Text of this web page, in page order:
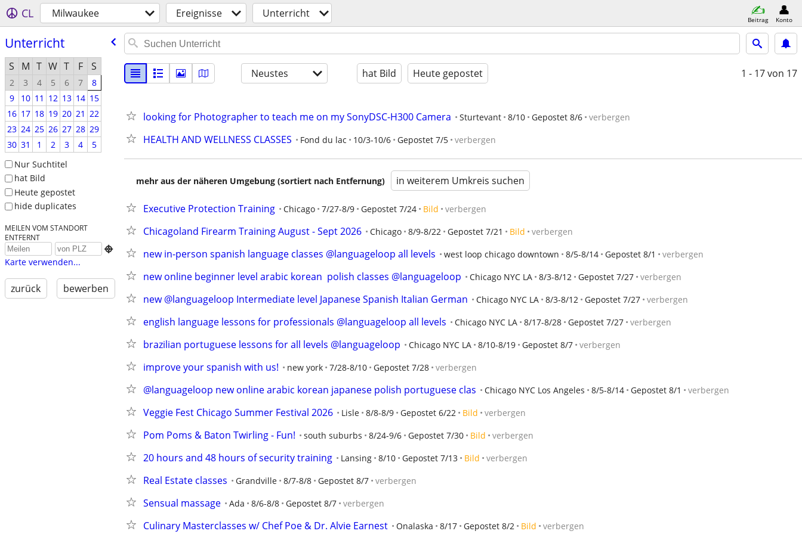
CL Milwaukee Ereignisse Unterricht Beitrag Konto
Unterricht
S M T W T F S
2 3 4 5 6 7
8
9
10 11 12 13 14 15
16 17 18 19 20 21 22
23 24 25 26 27 28 29
30 31 1 2 3 4
5
Nur Suchtitel
hat Bild
Heute gepostet
hide duplicates
MEILEN VOM STANDORT
ENTFERNT

Karte verwenden...
zurück bewerben
Neustes hat Bild Heute gepostet 1 - 17von 17
looking for Photographer to teach me on my SonyDSC-H300 Camera Sturtevant 8/10 Gepostet 8/6 verbergen
HEALTH AND WELLNESS CLASSES Fond du lac 10/3-10/6 Gepostet 7/5 verbergen
mehr aus der näheren Umgebung (sortiert nach Entfernung) in weiterem Umkreis suchen
Executive Protection Training Chicago 7/27-8/9 Gepostet 7/24 Bild verbergen
Chicagoland Firearm Training August - Sept 2026 Chicago 8/9-8/22 Gepostet 7/21 Bild verbergen
new in-person spanish language classes @languageloop all levels west loop chicago downtown 8/5-8/14 Gepostet 8/1 verbergen
new online beginner level arabic korean  polish classes @languageloop Chicago NYC LA 8/3-8/12 Gepostet 7/27 verbergen
new @languageloop Intermediate level Japanese Spanish Italian German Chicago NYC LA 8/3-8/12 Gepostet 7/27 verbergen
english language lessons for professionals @languageloop all levels Chicago NYC LA 8/17-8/28 Gepostet 7/27 verbergen
brazilian portuguese lessons for all levels @languageloop Chicago NYC LA 8/10-8/19 Gepostet 8/7 verbergen
improve your spanish with us! new york 7/28-8/10 Gepostet 7/28 verbergen
@languageloop new online arabic korean japanese polish portuguese clas Chicago NYC Los Angeles 8/5-8/14 Gepostet 8/1 verbergen
Veggie Fest Chicago Summer Festival 2026 Lisle 8/8-8/9 Gepostet 6/22 Bild verbergen
Pom Poms & Baton Twirling - Fun! south suburbs 8/24-9/6 Gepostet 7/30 Bild verbergen
20 hours and 48 hours of security training Lansing 8/10 Gepostet 7/13 Bild verbergen
Real Estate classes Grandville 8/7-8/8 Gepostet 8/7 verbergen
Sensual massage Ada 8/6-8/8 Gepostet 8/7 verbergen
Culinary Masterclasses w/ Chef Poe & Dr. Alvie Earnest Onalaska 8/17 Gepostet 8/2 Bild verbergen